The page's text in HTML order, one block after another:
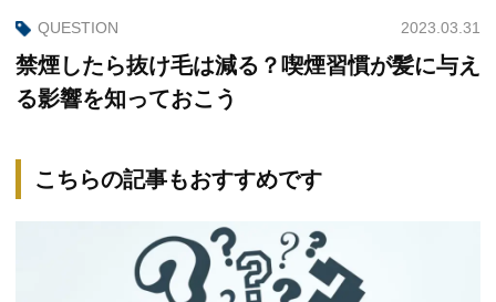
禁煙したら抜け毛は減る？喫煙習慣が髪に与え
る影響を知っておこう
2023.03.31
QUESTION
こちらの記事もおすすめです